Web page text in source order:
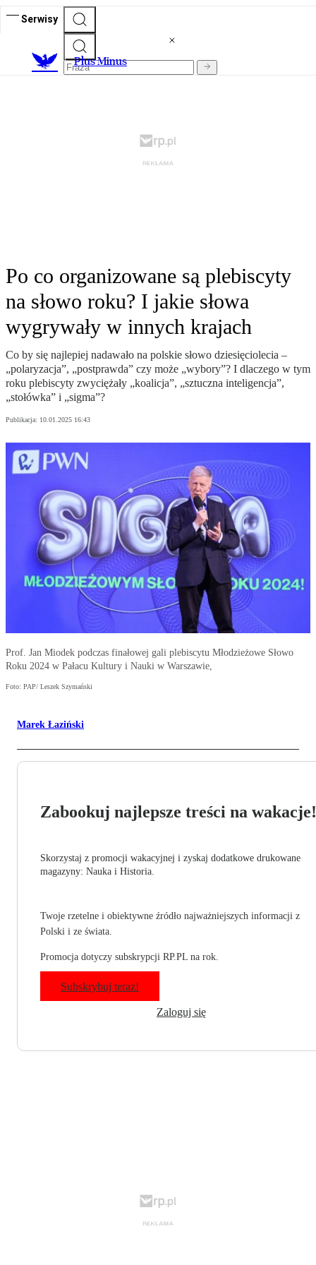
Serwisy
Plus Minus
Po co organizowane są plebiscyty
na słowo roku? I jakie słowa
wygrywały w innych krajach
Co by się najlepiej nadawało na polskie słowo dziesięciolecia –
„polaryzacja”, „postprawda” czy może „wybory”? I dlaczego w tym
roku plebiscyty zwyciężały „koalicja”, „sztuczna inteligencja”,
„stołówka” i „sigma”?
Publikacja: 10.01.2025 16:43
Prof. Jan Miodek podczas finałowej gali plebiscytu Młodzieżowe Słowo
Roku 2024 w Pałacu Kultury i Nauki w Warszawie,
Foto: PAP/ Leszek Szymański
Marek Łaziński
Zabookuj najlepsze treści na wakacje!
Skorzystaj z promocji wakacyjnej i zyskaj dodatkowe drukowane
magazyny: Nauka i Historia.
Twoje rzetelne i obiektywne źródło najważniejszych informacji z
Polski i ze świata.
Promocja dotyczy subskrypcji RP.PL na rok.
Subskrybuj teraz!
Zaloguj się